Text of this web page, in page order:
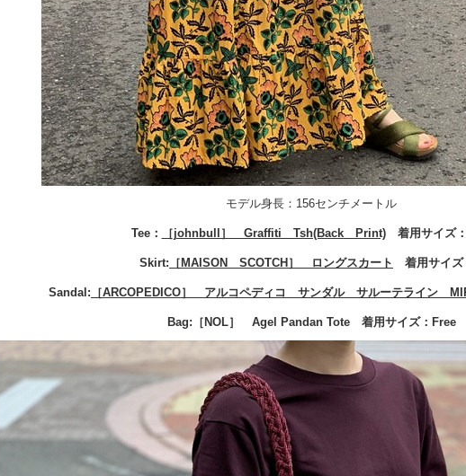
モデル身長：156センチメートル
Tee： ［johnbull］ Graffiti Tsh(Back Print)着用サイズ
Skirt: ［MAISON SCOTCH］ ロングスカート 着用サイズ
Sandal: ［ARCOPEDICO］ アルコペディコ サンダル サルーテライン
Bag:［NOL］ Agel Pandan Tote 着用サイズ：Free